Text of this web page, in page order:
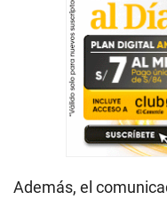
Además, el